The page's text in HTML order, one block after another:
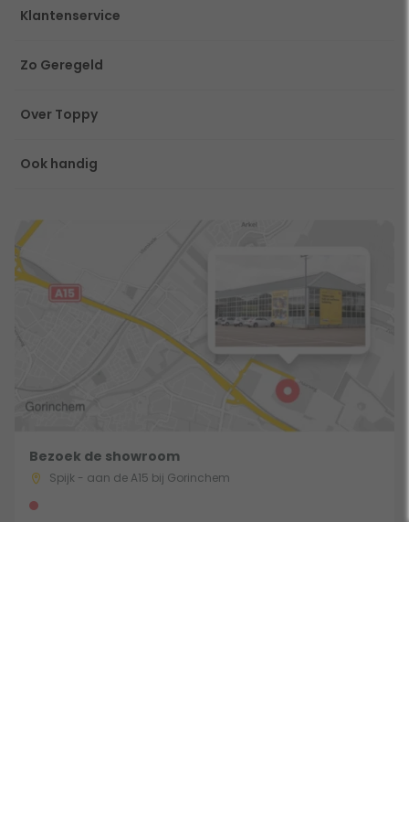
Klantenservice
Zo Geregeld
Over Toppy
Ook handig
Bezoek de showroom
Spijk - aan de A15 bij Gorinchem